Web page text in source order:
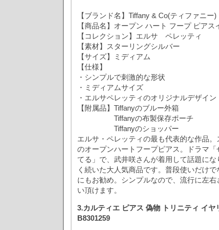
【ブランド名】Tiffany & Co(ティファニー)
【商品名】オープン ハート フープ ピアス
【コレクション】エルサ ペレッティ
【素材】スターリングシルバー
【サイズ】ミディアム
【仕様】
・シンプルで刺激的な形状
・ミディアムサイズ
・エルサペレッティのオリジナルデザイン
【附属品】Tiffanyのブルー外箱
Tiffanyの布製保存ポーチ
Tiffanyのショッパー
エルサ・ペレッティの最も代表的な作品
のオープンハートフープピアス。ドラマ
てる」で、武井咲さんが着用して話題に
く続いた大人気商品です。普段使いだけ
にもお勧め。シンプルなので、流行に左
い頂けます。
3.カルティエ ピアス 偽物 トリニティ イヤ
B8301259